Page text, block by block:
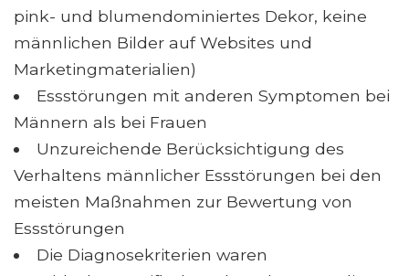
pink- und blumendominiertes Dekor, keine
männlichen Bilder auf Websites und
Marketingmaterialien)
Essstörungen mit anderen Symptomen bei
Männern als bei Frauen
Unzureichende Berücksichtigung des
Verhaltens männlicher Essstörungen bei den
meisten Maßnahmen zur Bewertung von
Essstörungen
Die Diagnosekriterien waren